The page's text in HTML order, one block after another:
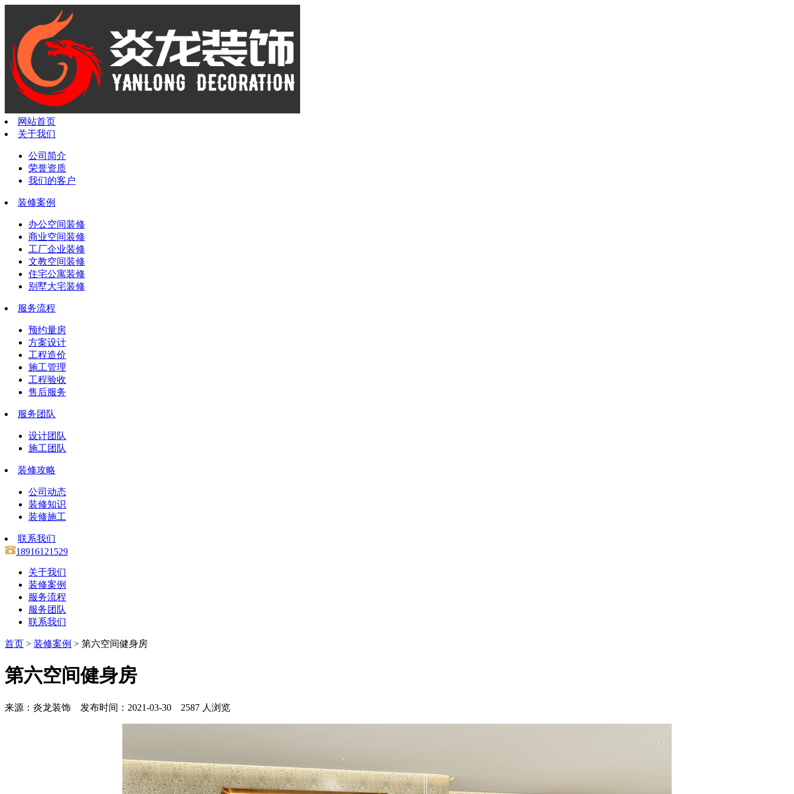
网站首页
关于我们
公司简介
荣誉资质
我们的客户
装修案例
办公空间装修
商业空间装修
工厂企业装修
文教空间装修
住宅公寓装修
别墅大宅装修
服务流程
预约量房
方案设计
工程造价
施工管理
工程验收
售后服务
服务团队
设计团队
施工团队
装修攻略
公司动态
装修知识
装修施工
联系我们
18916121529
关于我们
装修案例
服务流程
服务团队
联系我们
首页 > 装修案例 > 第六空间健身房
第六空间健身房
来源：炎龙装饰 发布时间：2021-03-30 2587 人浏览